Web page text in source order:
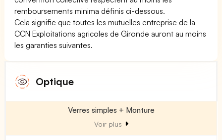
remboursements minima définis ci-dessous.
Cela signifie que toutes les mutuelles entreprise de la
CCN Exploitations agricoles de Gironde auront au moins
les garanties suivantes.
Optique
Verres simples + Monture
Voir plus